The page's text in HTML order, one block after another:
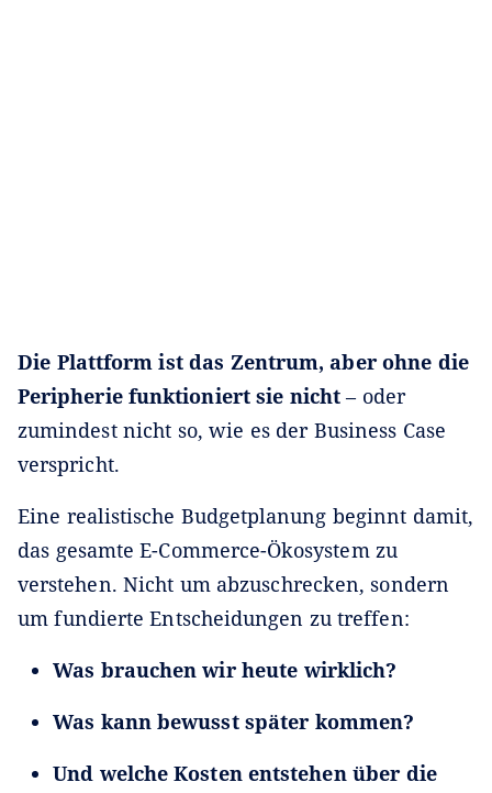
Die Plattform ist das Zentrum, aber ohne die
Peripherie funktioniert sie nicht– oder
zumindest nicht so, wie es der Business Case
verspricht.
Eine realistische Budgetplanung beginnt damit,
das gesamte E-Commerce-Ökosystem zu
verstehen. Nicht um abzuschrecken, sondern
um fundierte Entscheidungen zu treffen:
Was brauchen wir heute wirklich?
Was kann bewusst später kommen?
Und welche Kosten entstehen über die